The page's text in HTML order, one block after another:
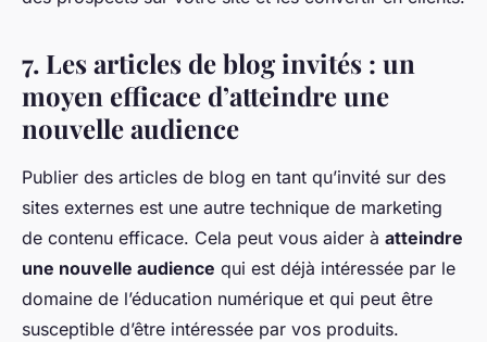
7. Les articles de blog invités : un
moyen efficace d’atteindre une
nouvelle audience
Publier des articles de blog en tant qu’invité sur des
sites externes est une autre technique de marketing
de contenu efficace. Cela peut vous aider à atteindre
une nouvelle audience qui est déjà intéressée par le
domaine de l’éducation numérique et qui peut être
susceptible d’être intéressée par vos produits.